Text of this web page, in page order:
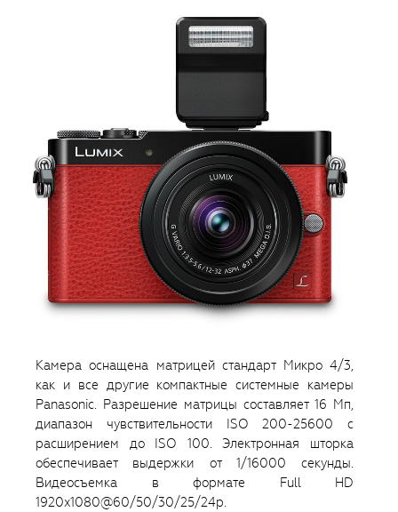
Камера оснащена матрицей стандарт Микро 4/3,
как и все другие компактные системные камеры
Panasonic. Разрешение матрицы составляет 16 Мп,
диапазон чувствительности ISO 200-25600 с
расширением до ISO 100. Электронная шторка
обеспечивает выдержки от 1/16000 секунды.
Видеосъемка в формате Full HD
1920x1080@60/50/30/25/24p.